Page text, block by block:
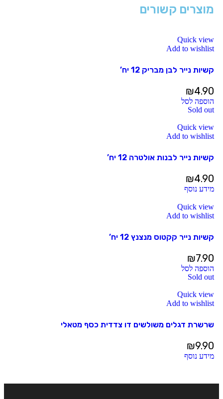
מוצרים קשורים
Quick view
Add to wishlist
קשיות נייר לבן מבריק 12 יח’
₪4.90
הוספה לסל
Sold out
Quick view
Add to wishlist
קשיות נייר לבנות אולטרה 12 יח’
₪4.90
מידע נוסף
Quick view
Add to wishlist
קשיות נייר קקטוס מנצנץ 12 יח’
₪7.90
הוספה לסל
Sold out
Quick view
Add to wishlist
שרשרת דגלים משולשים דו צדדית כסף מטאלי
₪9.90
מידע נוסף